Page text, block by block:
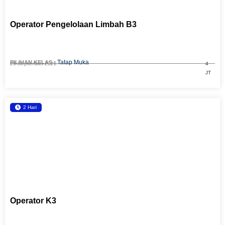
Operator Pengelolaan Limbah B3
PILIHAN KELAS :Tatap Muka
26 September 2026
4
JT
2 Hari
Operator K3